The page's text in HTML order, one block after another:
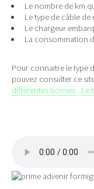
Le nombre de km
Le type de câble
Le chargeur
La consommation
Pour connaitre le type
pouvez consulter ce
différentes bornes - Le